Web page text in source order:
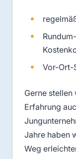
Vor-Ort-
Gerne stellen
Erfahrung
Jahre haben
Weg